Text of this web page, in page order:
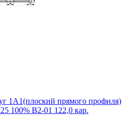
1А1(плоский прямого профиля)
100% В2-01 122,0 кар.